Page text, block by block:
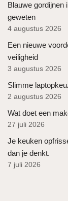
Blauwe gordijnen
geweten
4 augustus 2026
Een nieuwe
veiligheid
3 augustus 2026
Slimme
2 augustus 2026
Wat doet een
27 juli 2026
Je keuken
dan je denkt.
7 juli 2026